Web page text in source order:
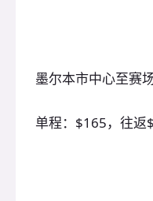
墨尔本市中心至赛
单程：$165，往返